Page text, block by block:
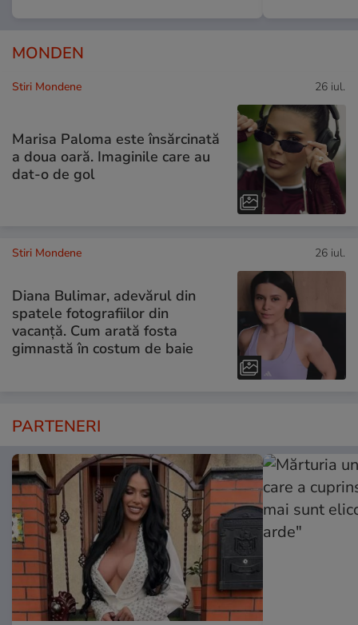
MONDEN
Stiri Mondene 26 iul.
Marisa Paloma este însărcinată
a doua oară. Imaginile care au
dat-o de gol
Stiri Mondene 26 iul.
Diana Bulimar, adevărul din
spatele fotografiilor din
vacanță. Cum arată fosta
gimnastă în costum de baie
PARTENERI